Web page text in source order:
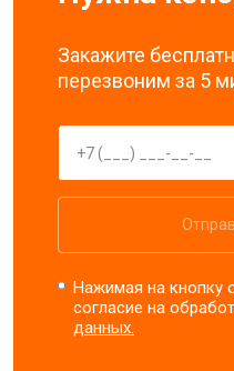
Закажите
перезвоним за 5
Нажимая на кнопку
согласие на
данных.